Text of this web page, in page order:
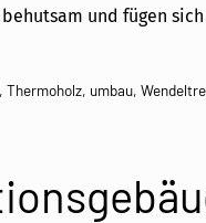
und fügen
,Thermoholz, umbau,